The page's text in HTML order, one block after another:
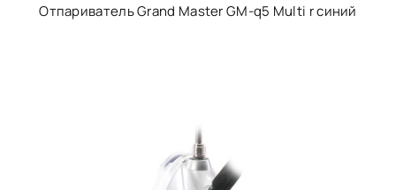
Отпариватель Grand Master GM-q5 Multi r синий